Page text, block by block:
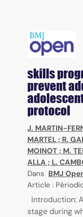
skills
prevent
protocol
J. MARTIN-
MARTEL ; R.
MOINOT ; M.
ALLA ; L.
Dans BMJ
Article :
Introduction:
stage during